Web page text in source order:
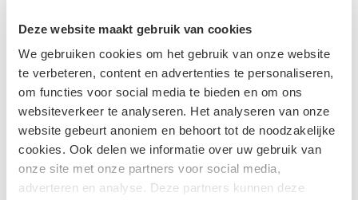
Deze website maakt gebruik van cookies
We gebruiken cookies om het gebruik van onze website
te verbeteren, content en advertenties te personaliseren,
om functies voor social media te bieden en om ons
websiteverkeer te analyseren. Het analyseren van onze
website gebeurt anoniem en behoort tot de noodzakelijke
cookies. Ook delen we informatie over uw gebruik van
onze site met onze partners voor social media,
adverteren en analyse. Deze partners kunnen deze
het bedrijf geassocieerd zou worden. Dit is bijvoorbeeld
ingehuurd om langere tijd het gezicht van een
campagne te zijn en hiervoor een passende vergoeding
ontvangt.
Schadevergoeding
Voorts stelt de rechtbank dat het voldoende
aannemelijk is geworden dat de medewerker